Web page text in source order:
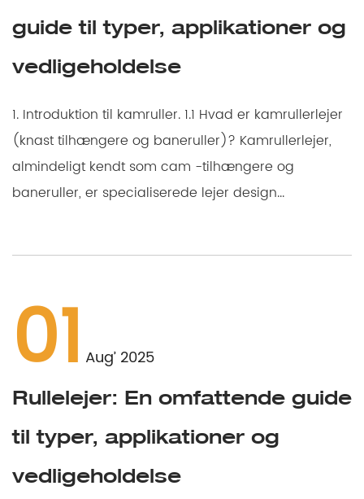
guide til typer, applikationer og
vedligeholdelse
1. Introduktion til kamruller. 1.1 Hvad er kamrullerlejer
(knast tilhængere og baneruller)? Kamrullerlejer,
almindeligt kendt som cam -tilhængere og
baneruller, er specialiserede lejer design...
01 Aug’ 2025
Rullelejer: En omfattende guide
til typer, applikationer og
vedligeholdelse